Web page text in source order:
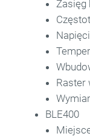
Zasięg
Raster
BLE400